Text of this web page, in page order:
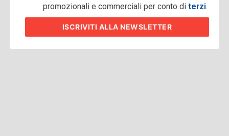
promozionali e commerciali per conto diterzi.
ISCRIVITI ALLA NEWSLETTER